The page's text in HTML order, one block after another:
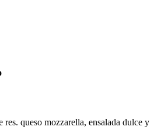
res. queso mozzarella, ensalada dulce y